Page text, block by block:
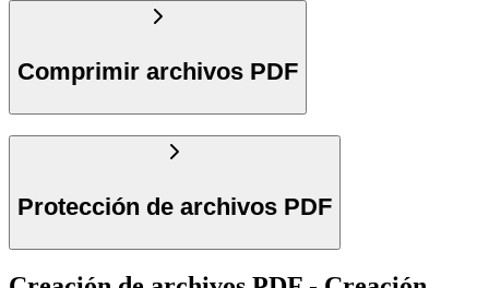
Comprimir archivos PDF
Protección de archivos PDF